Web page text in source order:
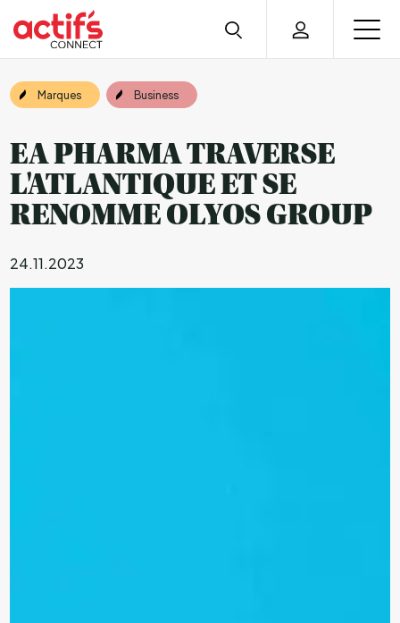
Marques Business
EA PHARMA TRAVERSE
L'ATLANTIQUE ET SE
RENOMME OLYOS GROUP
24.11.2023